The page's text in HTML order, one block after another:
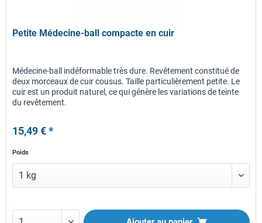
Petite Médecine-ball compacte en cuir
Médecine-ball indéformable très dure. Revêtement constitué de
deux morceaux de cuir cousus. Taille particulièrement petite. Le
cuir est un produit naturel, ce qui génère les variations de teinte
du revêtement.
15,49 € *
Poids